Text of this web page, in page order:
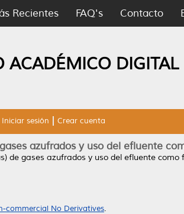
Recientes FAQ's Contacto
ACADÉMICO DIGITAL
Iniciar sesión Crear cuenta
azufrados y uso del efluente
de gases azufrados y uso del efluente
commercial No Derivatives.